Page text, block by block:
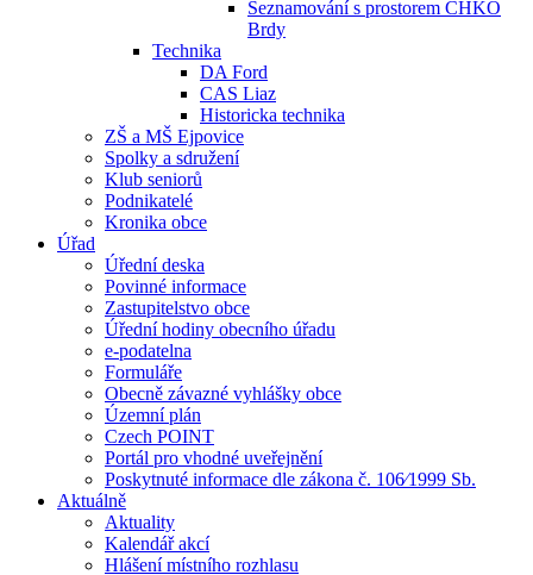
Seznamování s prostorem CHKO
Brdy
Technika
DA Ford
CAS Liaz
Historicka technika
ZŠ a MŠ Ejpovice
Spolky a sdružení
Klub seniorů
Podnikatelé
Kronika obce
Úřad
Úřední deska
Povinné informace
Zastupitelstvo obce
Úřední hodiny obecního úřadu
e-podatelna
Formuláře
Obecně závazné vyhlášky obce
Územní plán
Czech POINT
Portál pro vhodné uveřejnění
Poskytnuté informace dle zákona č. 106⁄1999 Sb.
Aktuálně
Aktuality
Kalendář akcí
Hlášení místního rozhlasu